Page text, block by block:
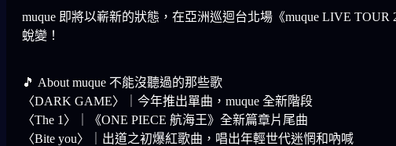
muque 即將以嶄新的狀態，在亞洲巡迴台北場《muque LIVE
蛻變！
🎵 About muque 不能沒聽過的那些歌
〈DARK GAME〉｜今年推出單曲，muque 全新階段
〈The 1〉｜《ONE PIECE 航海王》全新篇章片尾曲
〈Bite you〉｜出道之初爆紅歌曲，唱出年輕世代迷惘和吶喊